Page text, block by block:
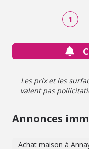
1
Les prix et les
valent pas
Annonces
Achat maison à